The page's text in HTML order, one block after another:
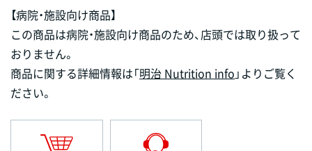
【病院・施設向け商品】
この商品は病院・施設向け商品のため、店頭では取り扱って
おりません。
商品に関する詳細情報は「明治 Nutrition info 」よりご覧く
ださい。